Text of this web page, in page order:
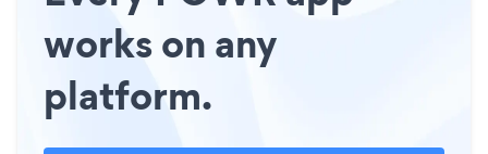
works on any
platform.